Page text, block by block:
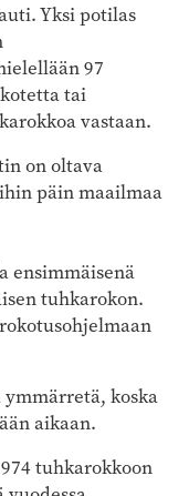
Yksi potilas
97
tai
vastaan.
on oltava
päin maailmaa
ensimmäisenä
tuhkarokon.
koska
aikaan.
tuhkarokkoon